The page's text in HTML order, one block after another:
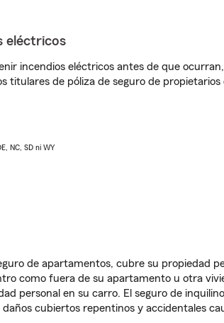
eléctricos
incendios eléctricos antes de que
titulares de póliza de seguro de
NC, SD ni WY
de apartamentos, cubre su propiedad
como fuera de su apartamento u otra
personal en su carro. El seguro de
cubiertos repentinos y accidentales